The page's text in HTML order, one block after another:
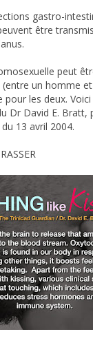
gastro-
être
peut
un homme
les deux.
Dr David E. Bratt,
13 avril 2004.